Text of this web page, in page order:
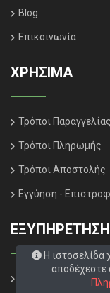
Blog
Επικοινωνία
ΧΡΗΣΙΜΑ
Τρόποι Παραγγελίας
Τρόποι Πληρωμής
Τρόποι Αποστολής
Εγγύηση -
Η ιστοσελίδα
αποδέχεστε